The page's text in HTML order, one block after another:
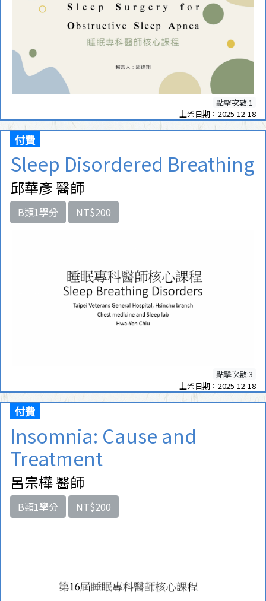
點擊次數:1
上架日期：2025-12-18
付費
Sleep Disordered Breathing
邱華彥 醫師
B類1學分 NT$200
點擊次數:3
上架日期：2025-12-18
付費
Insomnia: Cause and
Treatment
呂宗樺 醫師
B類1學分 NT$200